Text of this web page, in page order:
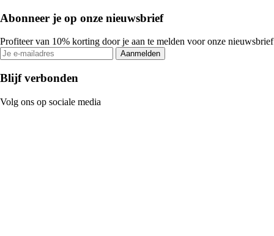
Abonneer je op onze nieuwsbrief
Profiteer van 10% korting door je aan te melden voor onze nieuwsbrief
Aanmelden
Blijf verbonden
Volg ons op sociale media